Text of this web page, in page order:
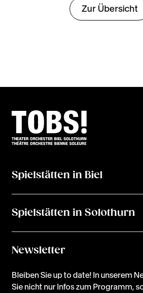
Zur Übersicht
Spielstätten in Biel
Spielstätten in Solothurn
Newsletter
Bleiben Sie up to date! In unserem
Sie nicht nur Infos zum Programm,